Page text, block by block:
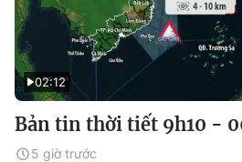
02:12
Bản tin thời tiết 9h10 -
5 giờ trước